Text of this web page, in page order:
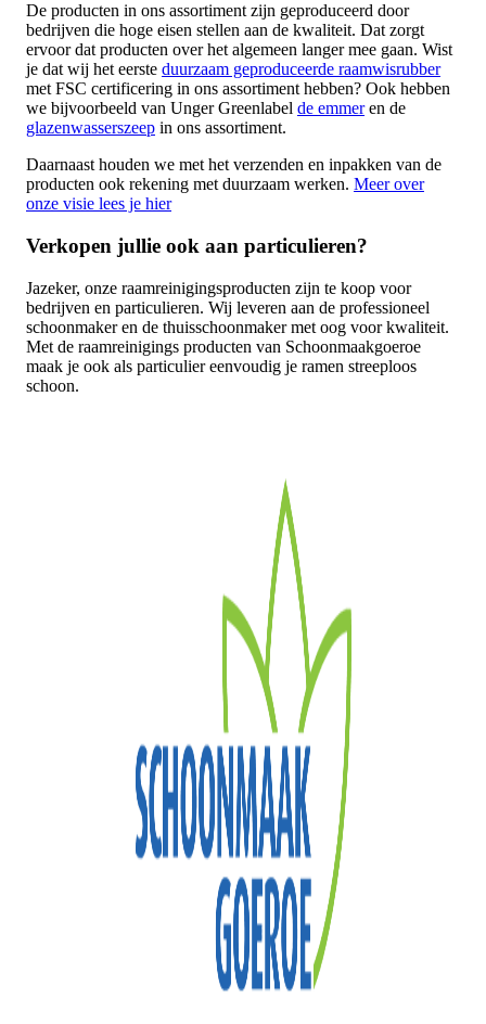
De producten in ons assortiment zijn geproduceerd door
bedrijven die hoge eisen stellen aan de kwaliteit. Dat zorgt
ervoor dat producten over het algemeen langer mee gaan. Wist
je dat wij het eerste duurzaam geproduceerde raamwisrubber
met FSC certificering in ons assortiment hebben? Ook hebben
we bijvoorbeeld van Unger Greenlabel de emmeren de
glazenwasserszeep in ons assortiment.
Daarnaast houden we met het verzenden en inpakken van de
producten ook rekening met duurzaam werken. Meer over
onze visie lees je hier
Verkopen jullie ook aan particulieren?
Jazeker, onze raamreinigingsproducten zijn te koop voor
bedrijven en particulieren. Wij leveren aan de professioneel
schoonmaker en de thuisschoonmaker met oog voor kwaliteit.
Met de raamreinigings producten van Schoonmaakgoeroe
maak je ook als particulier eenvoudig je ramen streeploos
schoon.